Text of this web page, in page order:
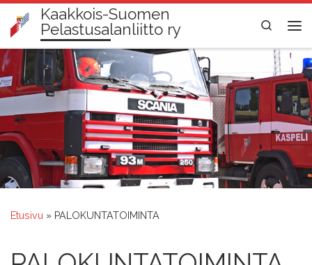
Skip to content
Kaakkois-Suomen
Pelastusalanliitto ry
Search
Etusivu » PALOKUNTATOIMINTA